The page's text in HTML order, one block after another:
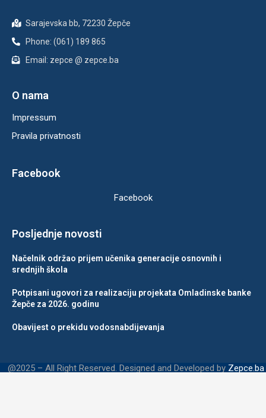
Sarajevska bb, 72230 Žepče
Phone: (061) 189 865
Email: zepce @ zepce.ba
O nama
Impressum
Pravila privatnosti
Facebook
Facebook
Posljednje novosti
Načelnik održao prijem učenika generacije osnovnih i
srednjih škola
Potpisani ugovori za realizaciju projekata Omladinske banke
Žepče za 2026. godinu
Obavijest o prekidu vodosnabdijevanja
@2025 – All Right Reserved. Designed and Developed by Zepce.ba